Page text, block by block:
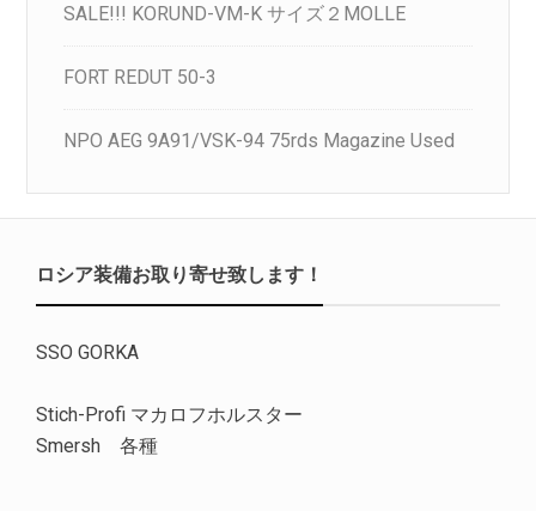
SALE!!! KORUND-VM-K サイズ２MOLLE
FORT REDUT 50-3
NPO AEG 9A91/VSK-94 75rds Magazine Used
ロシア装備お取り寄せ致します！
SSO GORKA
Stich-Profi マカロフホルスター
Smersh 各種